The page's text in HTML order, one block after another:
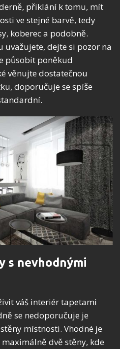
přiklání k tomu, mít
ve stejné barvě, tedy
koberec a podobně.
uvažujete, dejte si pozor na
působit poněkud
věnujte dostatečnou
doporučuje se spíše
s nevhodnými
váš interiér tapetami
se nedoporučuje je
místnosti. Vhodné je
dvě stěny, kde